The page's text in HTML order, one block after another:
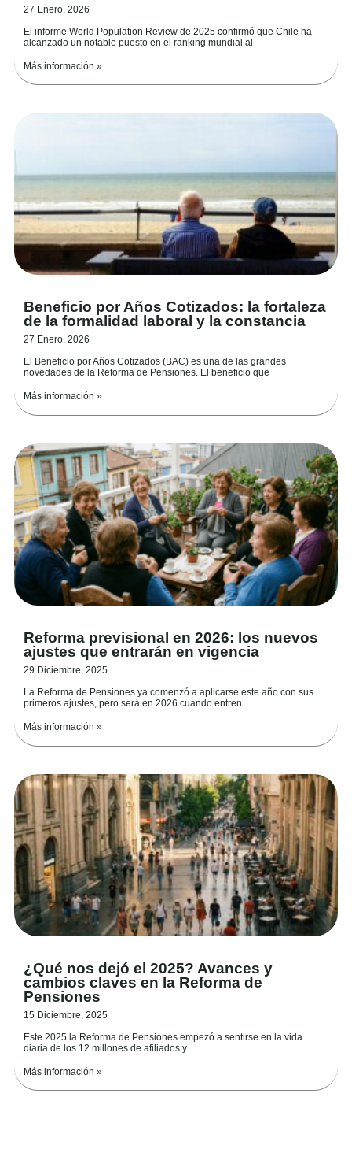
27 Enero, 2026
El informe World Population Review de 2025 confirmó que Chile ha
alcanzado un notable puesto en el ranking mundial al
Más información »
Beneficio por Años Cotizados: la fortaleza
de la formalidad laboral y la constancia
27 Enero, 2026
El Beneficio por Años Cotizados (BAC) es una de las grandes
novedades de la Reforma de Pensiones. El beneficio que
Más información »
Reforma previsional en 2026: los nuevos
ajustes que entrarán en vigencia
29 Diciembre, 2025
La Reforma de Pensiones ya comenzó a aplicarse este año con sus
primeros ajustes, pero será en 2026 cuando entren
Más información »
¿Qué nos dejó el 2025? Avances y
cambios claves en la Reforma de
Pensiones
15 Diciembre, 2025
Este 2025 la Reforma de Pensiones empezó a sentirse en la vida
diaria de los 12 millones de afiliados y
Más información »